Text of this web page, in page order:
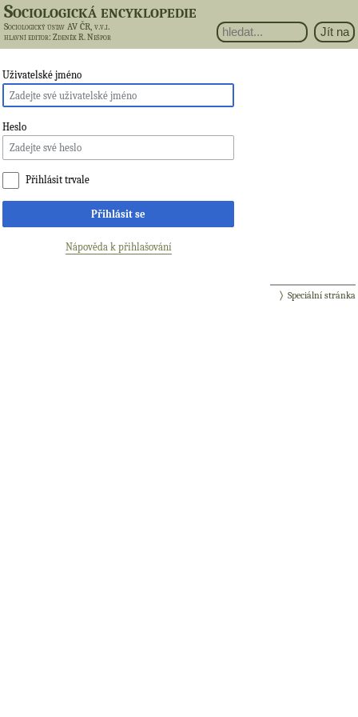
Sociologická encyklopedie
Sociologický ústav AV ČR, v.v.i.
hlavní editor: Zdeněk R. Nešpor
Uživatelské jméno
Heslo
Přihlásit trvale
Přihlásit se
Nápověda k přihlašování
Speciální stránka